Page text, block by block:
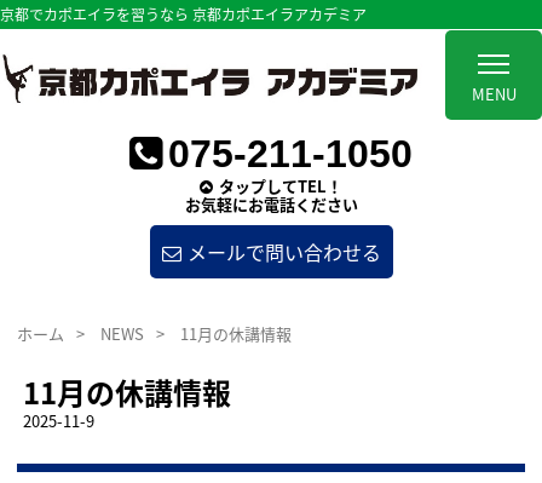
MENU
京都でカポエイラを習うなら 京都カポエイラアカデミア
075-211-1050
タップしてTEL！
お気軽にお電話ください
メールで問い合わせる
ホーム > NEWS > 11月の休講情報
11月の休講情報
2025-11-9